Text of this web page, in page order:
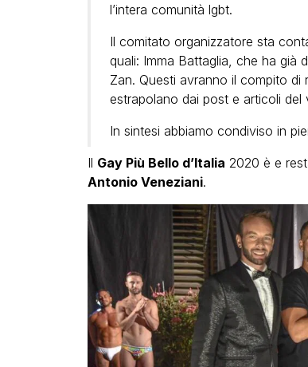
l’intera comunità lgbt.
Il comitato organizzatore sta
quali: Imma Battaglia, che ha già
Zan. Questi avranno il compito di
estrapolano dai post e articoli del
In sintesi abbiamo condiviso in
Il Gay Più Bello d’Italia 2020 è e
Antonio Veneziani.